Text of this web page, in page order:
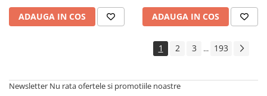
Consumabile & Accesorii
Cadouri
Literatura Romana
ADAUGA IN COS ADAUGA IN COS
1 2 3 ... 193
Newsletter Nu rata ofertele si promotiile noastre